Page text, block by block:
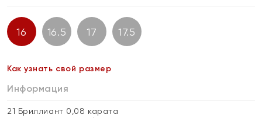
16 16.5 17 17.5
Как узнать свой размер
Информация
21 Бриллиант 0,08 карата